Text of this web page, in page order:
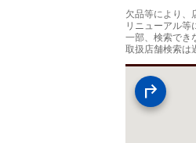
欠品等により、
リニューアル
一部、検索でき
取扱店舗検索は